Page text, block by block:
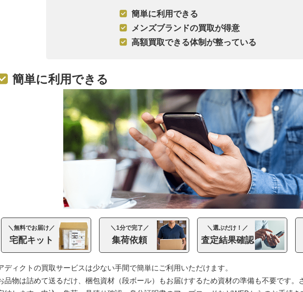
簡単に利用できる
メンズブランドの買取が得意
高額買取できる体制が整っている
簡単に利用できる
＼無料でお届け／
宅配キット
＼1分で完了／
集荷依頼
＼選ぶだけ！／
査定結果確認
ディクトの買取サービスは少ない手間で簡単にご利用いただけます。
品物は詰めて送るだけ、梱包資材（段ボール）もお届けするため資材の準備も不要です。